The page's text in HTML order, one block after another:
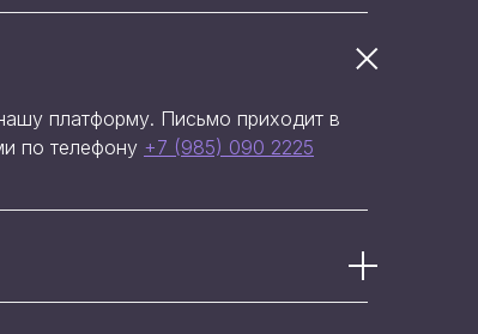
платформу. Письмо приходит в
по телефону +7 (985) 090 2225